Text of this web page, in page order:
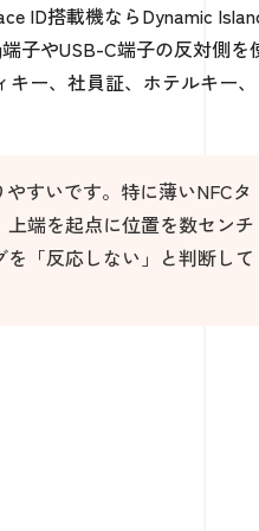
ID搭載機ならDynamic
子やUSB-C端子の反対側を
ー、社員証、ホテルキー、
すいです。特に薄いNFCタ
端を起点に位置を数センチ
「反応しない」と判断して